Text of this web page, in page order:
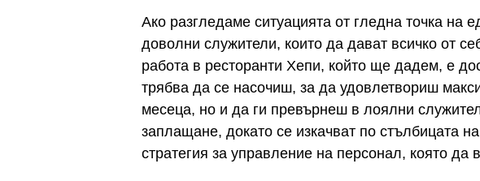
Ако разгледаме ситуацията от гледна точка на
доволни служители, които да дават всичко от
работа в ресторанти Хепи, който ще дадем, е
трябва да се насочиш, за да удовлетвориш
месеца, но и да ги превърнеш в лоялни
заплащане, докато се изкачват по стълбицата
стратегия за управление на персонал, която да